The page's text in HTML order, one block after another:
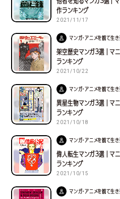
作ランキング
2021/11/17
マンガ・アニメを観て生き
架空歴史マンガ３選｜マ
ランキング
2021/10/22
マンガ・アニメを観て生き
異星生物マンガ３選｜マ
ランキング
2021/10/18
マンガ・アニメを観て生き
偉人転生マンガ３選｜マ
ランキング
2021/10/15
マンガ・アニメを観て生き